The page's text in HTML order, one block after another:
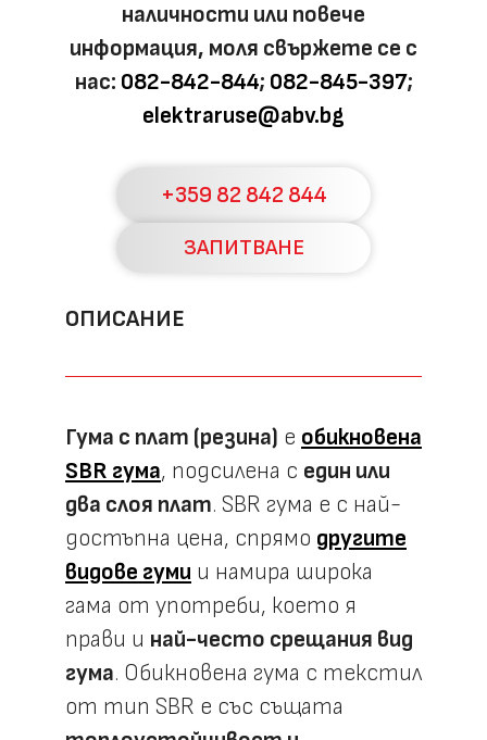
наличности или повече
информация, моля свържете се с
нас: 082-842-844; 082-845-397;
elektraruse@abv.bg
+359 82 842 844
ЗАПИТВАНЕ
ОПИСАНИЕ
Гума с плат (резина) e обикновена
SBR гума, подсилена с един или
два слоя плат. SBR гума е с най-
достъпна цена, спрямо другите
видове гуми и намира широка
гама от употреби, което я
прави и най-често срещания вид
гума. Обикновена гума с текстил
от тип SBR е със същата